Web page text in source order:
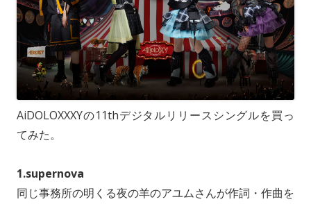
n
n
k
AiDOLOXXXYの11thデジタルリリースシングルを買っ
てみた。
1.supernova
同じ事務所の明くる夜の羊のアユムさんが作詞・作曲を